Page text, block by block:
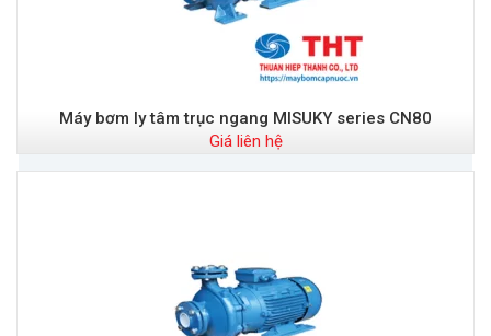
Máy bơm ly tâm trục ngang MISUKY series CN80
Giá liên hệ